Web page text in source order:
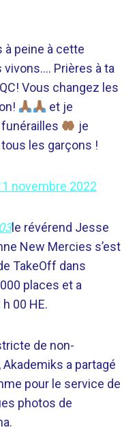
à peine à cette
Prières à ta
Vous changez les
et je
funérailles
je
les garçons !
novembre 2022
le révérend Jesse
New Mercies s’est
TakeOff dans
places et a
00 HE.
de non-
a partagé
pour le service de
photos de